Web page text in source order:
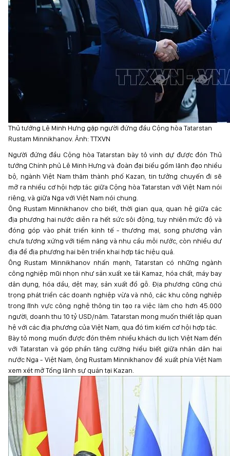
Thủ tướng Lê Minh Hưng gặp người đứng đầu Cộng hòa Tatarstan
Rustam Minnikhanov. Ảnh: TTXVN
Người đứng đầu Cộng hòa Tatarstan bày tỏ vinh dự được đón Thủ
tướng Chính phủ Lê Minh Hưng và đoàn đại biểu gồm lãnh đạo nhiều
bộ, ngành Việt Nam thăm thành phố Kazan, tin tưởng chuyến đi sẽ
mở ra nhiều cơ hội hợp tác giữa Cộng hòa Tatarstan với Việt Nam nói
riêng, và giữa Nga với Việt Nam nói chung.
Ông Rustam Minnikhanov cho biết, thời gian qua, quan hệ giữa các
địa phương hai nước diễn ra hết sức sôi động, tuy nhiên mức độ và
đóng góp vào phát triển kinh tế - thương mại, song phương vẫn
chưa tương xứng với tiềm năng và nhu cầu mỗi nước, còn nhiều dư
địa để địa phương hai bên triển khai hợp tác hiệu quả.
Ông Rustam Minnikhanov nhấn mạnh, Tatarstan có những ngành
công nghiệp mũi nhọn như sản xuất xe tải Kamaz, hóa chất, máy bay
dân dụng, hóa dầu, dệt may, sản xuất đồ gỗ. Địa phương cũng chú
trọng phát triển các doanh nghiệp vừa và nhỏ, các khu công nghiệp
trong lĩnh vực công nghệ thông tin tạo ra việc làm cho hơn 45.000
người, doanh thu 10 tỷ USD/năm. Tatarstan mong muốn thiết lập quan
hệ với các địa phương của Việt Nam, qua đó tìm kiếm cơ hội hợp tác.
Bày tỏ mong muốn được đón thêm nhiều khách du lịch Việt Nam đến
với Tatarstan và góp phần tăng cường hiểu biết giữa nhân dân hai
nước Nga - Việt Nam, ông Rustam Minnikhanov đề xuất phía Việt Nam
xem xét mở Tổng lãnh sự quán tại Kazan.